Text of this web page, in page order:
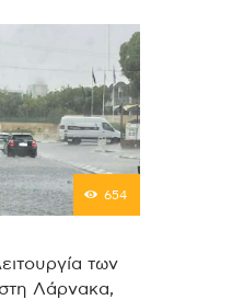
654
των
Λάρνακα,